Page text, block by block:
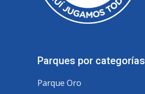
Parques por categorías
Parque Oro